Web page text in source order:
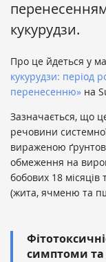
кукурудзи.
Про це йдеться у
кукурудзи: період
перенесенню» на
Зазначається, що
речовини системної
вираженою
обмеження на
бобових 18 місяців
(жита, ячменю та
симптоми та